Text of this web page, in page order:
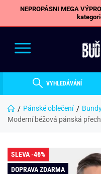
NEPROPÁSNI MEGA
VYHLEDÁVÁNÍ
Pánské oblečení
Moderní béžová pánská
SLEVA -46%
DOPRAVA ZDARMA